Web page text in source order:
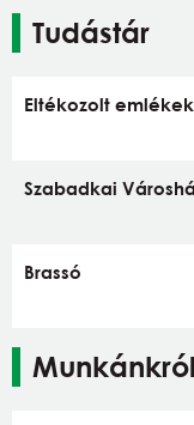
Tudástár
Eltékozolt
Szabadkai
Brassó
Munkánkról